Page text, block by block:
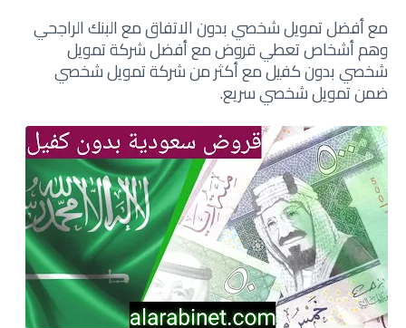
مع أفضل تمويل شخصي بدون الاتفاق مع البنك الراجحي
وهم أشخاص تعطي قروض مع أفضل شركة تمويل
شخصي بدون كفيل مع أكثر من شركة تمويل شخصي
ضمن تمويل شخصي سريع.